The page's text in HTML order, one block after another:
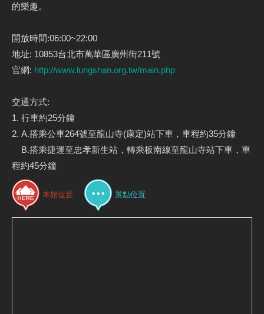
的樂趣。
開放時間:06:00~22:00
地址: 10853台北市萬華區廣州街211號
官網: http://www.lungshan.org.tw/main.php
交通方式:
1. 行車約25分鐘
2. A.搭乘公車264號至龍山寺(康定)站下車，車程約35分鐘
B.搭乘捷運至忠孝新生站，轉乘板南線至龍山寺站下車，車
程約45分鐘
本館位置 景點位置